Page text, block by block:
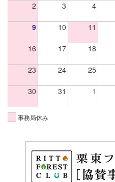
2 3 4
9 10 11
16 17 18
23 24 25
30 31 1
事務局休み